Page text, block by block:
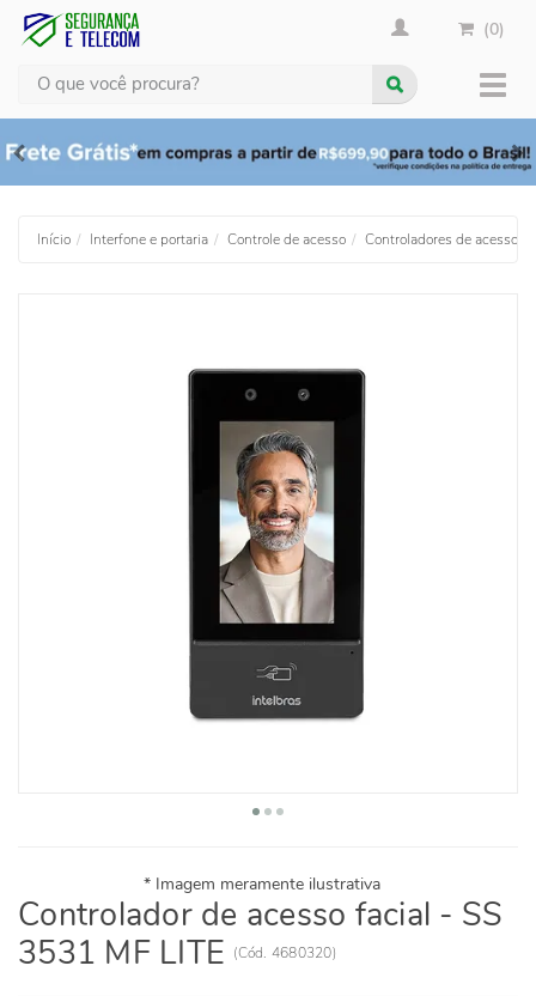
(0)
Busca
Início Interfone e portaria Controle de acesso Controladores de acesso
Controlador de acesso facial - SS
3531 MF LITE (Cód. 4680320)